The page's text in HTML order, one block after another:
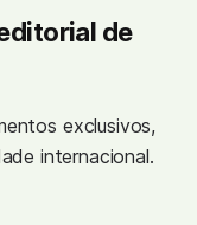
de
exclusivos,
internacional.